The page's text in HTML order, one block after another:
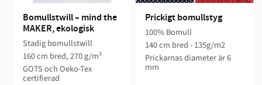
Bomullstwill – mind the
MAKER, ekologisk
Stadig bomullstwill
160 cm bred, 270 g/m²
GOTS och Oeko-Tex
certifierad
Prickigt bomullstyg
100% Bomull
140 cm bred - 135g/m2
Prickarnas diameter är 6
mm